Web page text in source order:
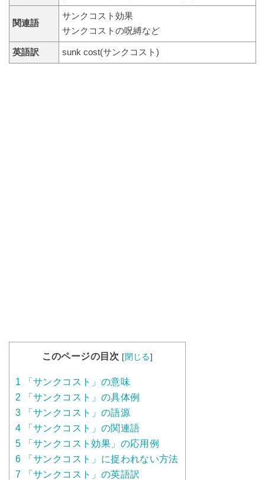
関連語
サンクコスト効果
サンクコストの呪縛など
英語訳 sunk cost(サンクコスト)
このページの目次 [閉じる]
1 「サンクコスト」の意味
2 「サンクコスト」の具体例
3 「サンクコスト」の語源
4 「サンクコスト」の関連語
5 「サンクコスト効果」の応用例
6 「サンクコスト」に捉われない方法
7 「サンクコスト」の英語訳